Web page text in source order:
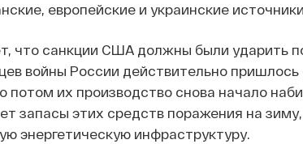
европейские и украинские
что санкции США должны были ударить
войны России действительно
потом их производство снова начало
запасы этих средств поражения на
энергетическую инфраструктуру.